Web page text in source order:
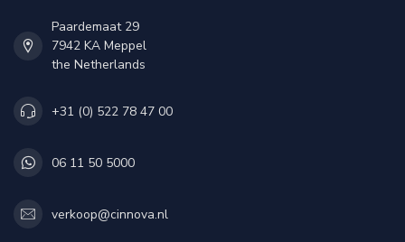
Paardemaat 29
7942 KA Meppel
the Netherlands
+31 (0) 522 78 47 00
06 11 50 5000
verkoop@cinnova.nl